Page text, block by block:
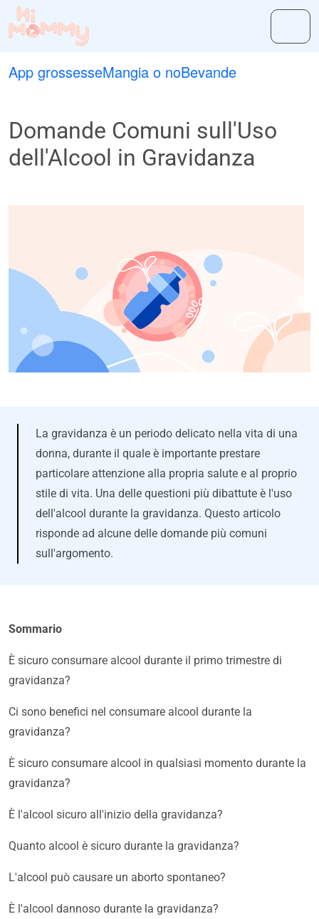
App grossesseMangia o noBevande
Domande Comuni sull'Uso
dell'Alcool in Gravidanza
La gravidanza è un periodo delicato nella vita di una
donna, durante il quale è importante prestare
particolare attenzione alla propria salute e al proprio
stile di vita. Una delle questioni più dibattute è l'uso
dell'alcool durante la gravidanza. Questo articolo
risponde ad alcune delle domande più comuni
sull'argomento.
Sommario
È sicuro consumare alcool durante il primo trimestre di
gravidanza?
Ci sono benefici nel consumare alcool durante la
gravidanza?
È sicuro consumare alcool in qualsiasi momento durante la
gravidanza?
È l'alcool sicuro all'inizio della gravidanza?
Quanto alcool è sicuro durante la gravidanza?
L'alcool può causare un aborto spontaneo?
È l'alcool dannoso durante la gravidanza?